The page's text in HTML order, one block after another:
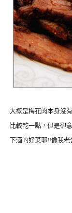
大概是梅花肉本身沒
比較乾一點，但是卻
下酒的好菜耶!!像我老